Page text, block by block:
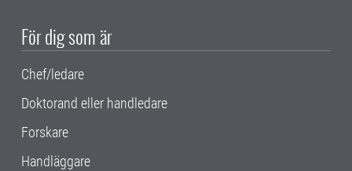
För dig som är
Chef/ledare
Doktorand eller handledare
Forskare
Handläggare